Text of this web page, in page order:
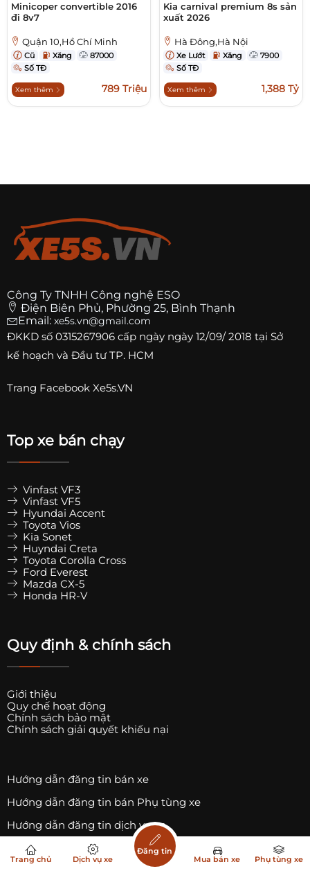
Minicoper convertible 2016
đi 8v7
Quận 10,Hồ Chí Minh
Cũ Xăng
87000
Số TĐ
Xem thêm 789 Triệu
Kia carnival premium 8s sản
xuất 2026
Hà Đông,Hà Nội
Xe Lướt Xăng
7900
Số TĐ
Xem thêm 1,388 Tỷ
Công Ty TNHH Công nghệ ESO
Điện Biên Phủ, Phường 25, Bình Thạnh
Email: xe5s.vn@gmail.com
ĐKKD số 0315267906 cấp ngày ngày 12/09/ 2018 tại Sở
kế hoạch và Đầu tư TP. HCM
Trang Facebook Xe5s.VN
Top xe bán chạy
Vinfast VF3
Vinfast VF5
Hyundai Accent
Toyota Vios
Kia Sonet
Huyndai Creta
Toyota Corolla Cross
Ford Everest
Mazda CX-5
Honda HR-V
Quy định & chính sách
Giới thiệu
Quy chế hoạt động
Chính sách bảo mật
Chính sách giải quyết khiếu nại
Hướng dẫn đăng tin bán xe
Hướng dẫn đăng tin bán Phụ tùng xe
Hướng dẫn đăng tin dịch vụ xe
Danh sách Trụ sạc xe ô tô điện
Trang chủ Dịch vụ xe
Đăng tin
Mua bán xe
Phụ tùng xe